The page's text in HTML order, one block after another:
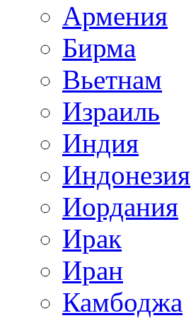
Армения
Бирма
Вьетнам
Израиль
Индия
Индонезия
Иордания
Ирак
Иран
Камбоджа